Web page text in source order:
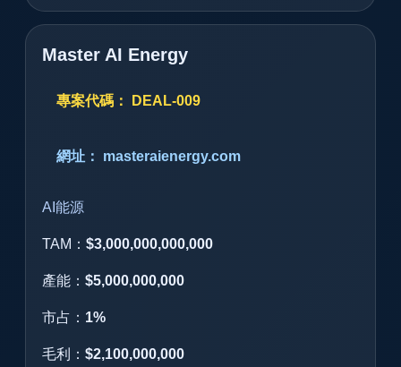
Master AI Energy
專案代碼： DEAL-009
網址： masteraienergy.com
AI能源
TAM： $3,000,000,000,000
產能： $5,000,000,000
市占： 1%
毛利： $2,100,000,000